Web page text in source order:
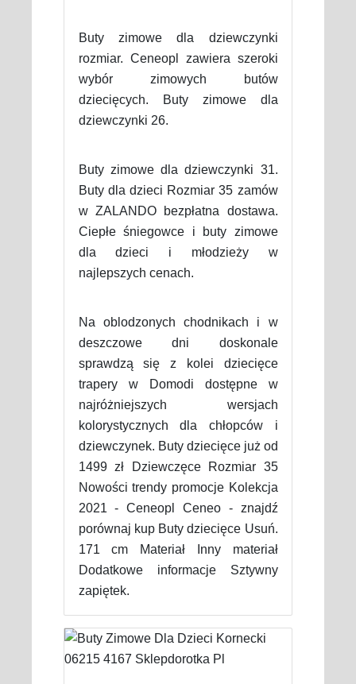
Buty zimowe dla dziewczynki
rozmiar. Ceneopl zawiera szeroki
wybór zimowych butów
dziecięcych. Buty zimowe dla
dziewczynki 26.
Buty zimowe dla dziewczynki 31.
Buty dla dzieci Rozmiar 35 zamów
w ZALANDO bezpłatna dostawa.
Ciepłe śniegowce i buty zimowe
dla dzieci i młodzieży w
najlepszych cenach.
Na oblodzonych chodnikach i w
deszczowe dni doskonale
sprawdzą się z kolei dziecięce
trapery w Domodi dostępne w
najróżniejszych wersjach
kolorystycznych dla chłopców i
dziewczynek. Buty dziecięce już od
1499 zł Dziewczęce Rozmiar 35
Nowości trendy promocje Kolekcja
2021 - Ceneopl Ceneo - znajdź
porównaj kup Buty dziecięce Usuń.
171 cm Materiał Inny materiał
Dodatkowe informacje Sztywny
zapiętek.